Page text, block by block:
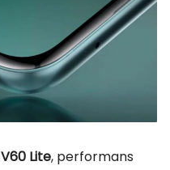
V60 Lite, performans